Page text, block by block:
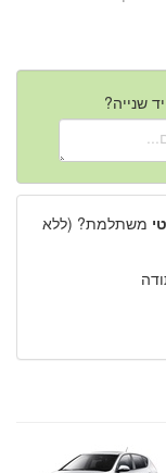
משתלמת? (ללא